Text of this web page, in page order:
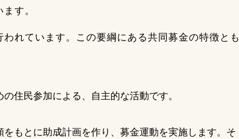
す。
れています。この要綱にある共同募金の特徴とも
住民参加による、自主的な活動です。
もとに助成計画を作り、募金運動を実施します。そ